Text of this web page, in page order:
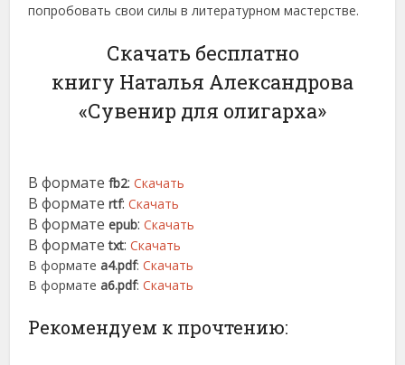
попробовать свои силы в литературном мастерстве.
Скачать бесплатно
книгу Наталья Александрова
«Сувенир для олигарха»
В форматеfb2:Скачать
В форматеrtf:Скачать
В форматеepub:Скачать
В форматеtxt:Скачать
В форматеa4.pdf:Скачать
В форматеa6.pdf:Скачать
Рекомендуем к прочтению: